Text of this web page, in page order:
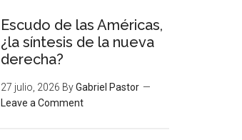
Escudo de las Américas,
¿la síntesis de la nueva
derecha?
27 julio, 2026 ByGabriel Pastor
Leave a Comment